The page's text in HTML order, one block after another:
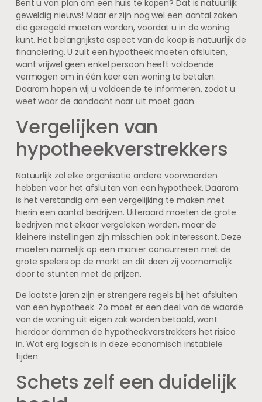
Bent u van plan om een huis te kopen? Dat is natuurlijk
geweldig nieuws! Maar er zijn nog wel een aantal zaken
die geregeld moeten worden, voordat u in de woning
kunt. Het belangrijkste aspect van de koop is natuurlijk de
financiering. U zult een hypotheek moeten afsluiten,
want vrijwel geen enkel persoon heeft voldoende
vermogen om in één keer een woning te betalen.
Daarom hopen wij u voldoende te informeren, zodat u
weet waar de aandacht naar uit moet gaan.
Vergelijken van
hypotheekverstrekkers
Natuurlijk zal elke organisatie andere voorwaarden
hebben voor het afsluiten van een hypotheek. Daarom
is het verstandig om een vergelijking te maken met
hierin een aantal bedrijven. Uiteraard moeten de grote
bedrijven met elkaar vergeleken worden, maar de
kleinere instellingen zijn misschien ook interessant. Deze
moeten namelijk op een manier concurreren met de
grote spelers op de markt en dit doen zij voornamelijk
door te stunten met de prijzen.
De laatste jaren zijn er strengere regels bij het afsluiten
van een hypotheek. Zo moet er een deel van de waarde
van de woning uit eigen zak worden betaald, want
hierdoor dammen de hypotheekverstrekkers het risico
in. Wat erg logisch is in deze economisch instabiele
tijden.
Schets zelf een duidelijk